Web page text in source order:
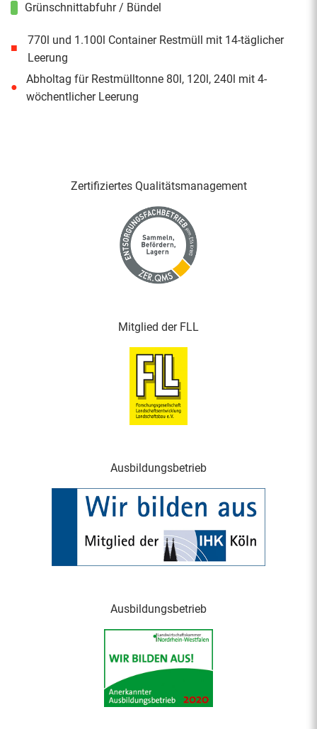
Grünschnittabfuhr / Bündel
■
770l und 1.100l Container Restmüll mit 14-täglicher
Leerung
●
Abholtag für Restmülltonne 80l, 120l, 240l mit 4-
wöchentlicher Leerung
Zertifiziertes Qualitäts­management
Mitglied der FLL
Ausbildungsbetrieb
Ausbildungsbetrieb